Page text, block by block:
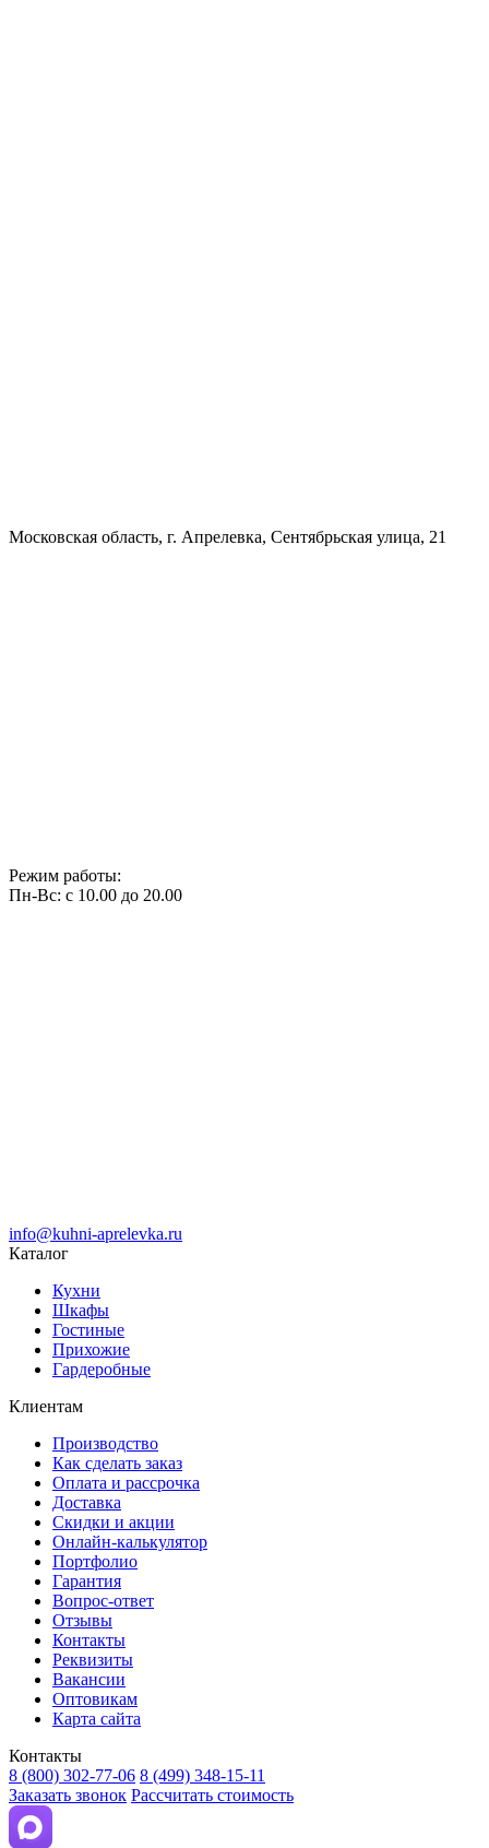
Московская область, г. Апрелевка, Сентябрьская улица, 21
Режим работы:
Пн-Вс: с 10.00 до 20.00
info@kuhni-aprelevka.ru
Каталог
Кухни
Шкафы
Гостиные
Прихожие
Гардеробные
Клиентам
Производство
Как сделать заказ
Оплата и рассрочка
Доставка
Скидки и акции
Онлайн-калькулятор
Портфолио
Гарантия
Вопрос-ответ
Отзывы
Контакты
Реквизиты
Вакансии
Оптовикам
Карта сайта
Контакты
8 (800) 302-77-06 8 (499) 348-15-11
Заказать звонок Рассчитать стоимость